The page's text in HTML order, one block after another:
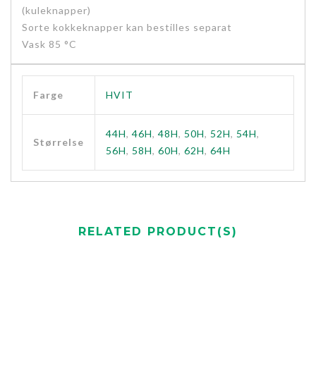
(kuleknapper)
Sorte kokkeknapper kan bestilles separat
Vask 85 °C
Farge HVIT
Størrelse
44H, 46H, 48H, 50H, 52H, 54H,
56H, 58H, 60H, 62H, 64H
RELATED PRODUCT(S)